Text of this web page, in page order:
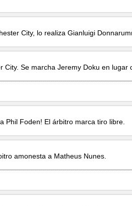
City, lo realizaGianluigi
City. Se marchaJeremy Doku en lugar
a Phil Foden! El árbitro marca tiro libre.
amonesta a Matheus Nunes